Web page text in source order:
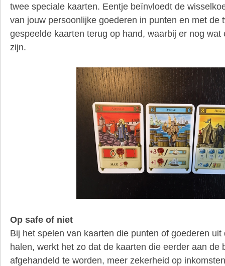
twee speciale kaarten. Eentje beïnvloedt de
van jouw persoonlijke goederen in punten en met de
gespeelde kaarten terug op hand, waarbij er nog wat
zijn.
Op safe of niet
Bij het spelen van kaarten die punten of goederen
halen, werkt het zo dat de kaarten die eerder aan de
afgehandeld te worden, meer zekerheid op